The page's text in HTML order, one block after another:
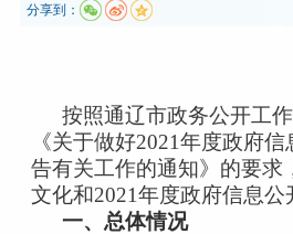
分享到：
按照通辽市政务公开工
《关于做好2021年度政府
告有关工作的通知》的要求
文化和2021年度政府信息公
一、总体情况